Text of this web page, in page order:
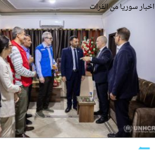
اخبار سوريا من الفرات